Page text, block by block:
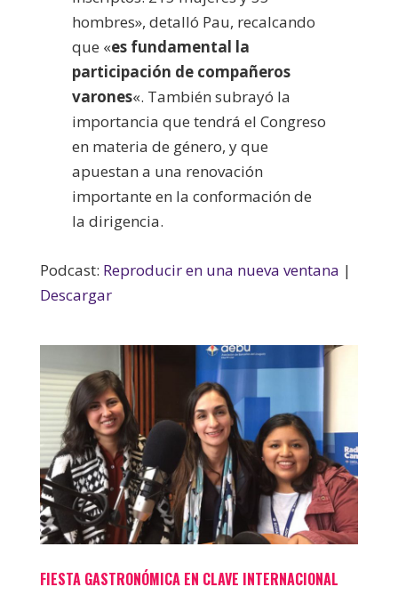
hombres», detalló Pau, recalcando
que «es fundamental la
participación de compañeros
varones«. También subrayó la
importancia que tendrá el Congreso
en materia de género, y que
apuestan a una renovación
importante en la conformación de
la dirigencia.
Podcast: Reproducir en una nueva ventana |
Descargar
FIESTA GASTRONÓMICA EN CLAVE INTERNACIONAL